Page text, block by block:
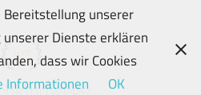
Bereitstellung unserer
Dienste erklären
dass wir Cookies
Informationen OK